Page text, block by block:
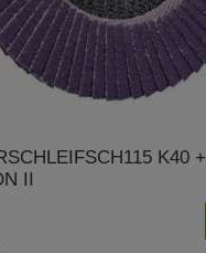
K40 +
II